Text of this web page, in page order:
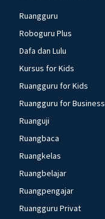
Ruangguru
Roboguru Plus
Dafa dan Lulu
Kursus for Kids
Ruangguru for Kids
Ruangguru for Business
Ruanguji
Ruangbaca
Ruangkelas
Ruangbelajar
Ruangpengajar
Ruangguru Privat